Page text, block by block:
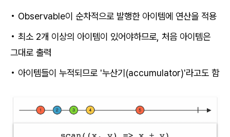
• Observable이 순차적으로 발행한 아이템에 연산을 적용
• 최소 2개 이상의 아이템이 있어야하므로, 처음 아이템은
그대로 출력
• 아이템들이 누적되므로 '누산기(accumulator)'라고도 함